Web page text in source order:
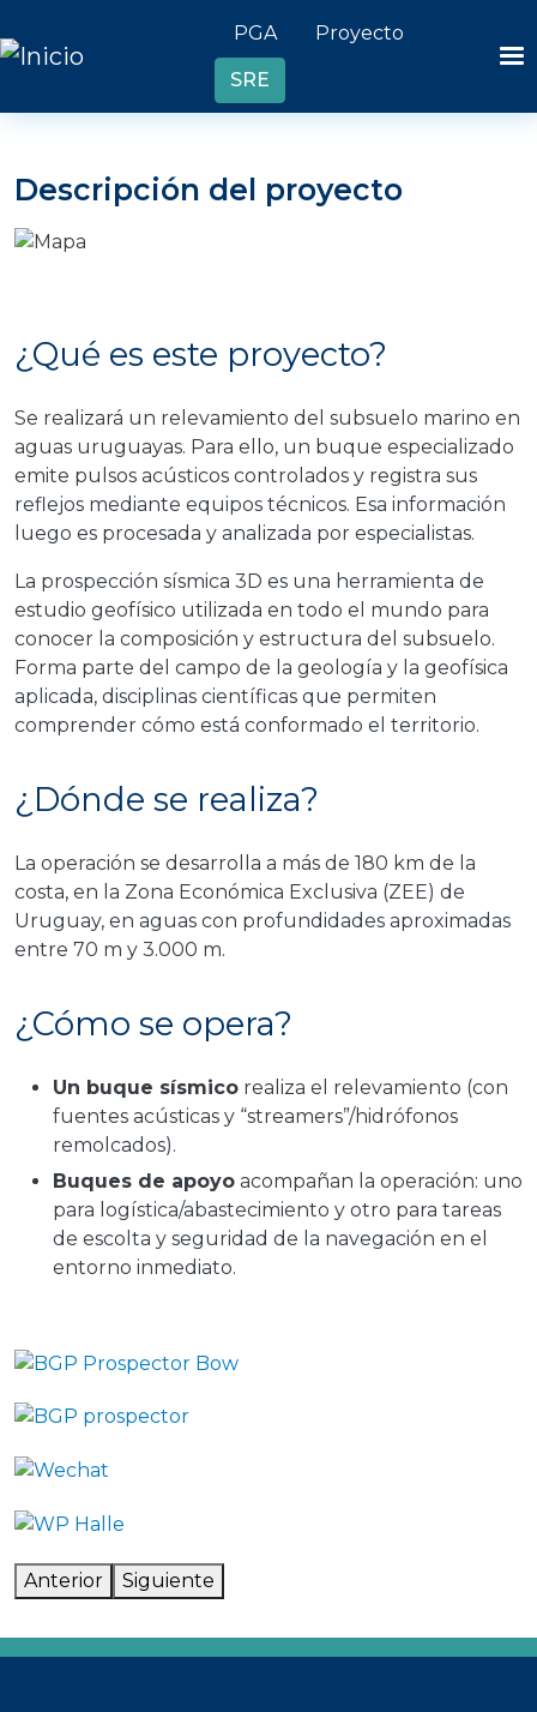
Header links
PGA Proyecto
SRE
Descripción del proyecto
Imagen
¿Qué es este proyecto?
Se realizará un relevamiento del subsuelo marino en
aguas uruguayas. Para ello, un buque especializado
emite pulsos acústicos controlados y registra sus
reflejos mediante equipos técnicos. Esa información
luego es procesada y analizada por especialistas.
La prospección sísmica 3D es una herramienta de
estudio geofísico utilizada en todo el mundo para
conocer la composición y estructura del subsuelo.
Forma parte del campo de la geología y la geofísica
aplicada, disciplinas científicas que permiten
comprender cómo está conformado el territorio.
¿Dónde se realiza?
La operación se desarrolla a más de 180 km de la
costa, en la Zona Económica Exclusiva (ZEE) de
Uruguay, en aguas con profundidades aproximadas
entre 70 m y 3.000 m.
¿Cómo se opera?
Un buque sísmico realiza el relevamiento (con
fuentes acústicas y “streamers”/hidrófonos
remolcados).
Buques de apoyo acompañan la operación: uno
para logística/abastecimiento y otro para tareas
de escolta y seguridad de la navegación en el
entorno inmediato.
Imagen
Imagen
Imagen
Imagen
Anterior Siguiente